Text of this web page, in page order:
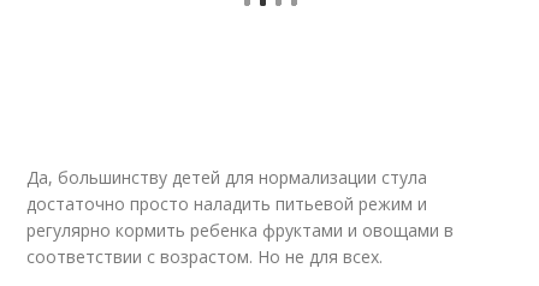
Да, большинству детей для нормализации стула
достаточно просто наладить питьевой режим и
регулярно кормить ребенка фруктами и овощами в
соответствии с возрастом. Но не для всех.